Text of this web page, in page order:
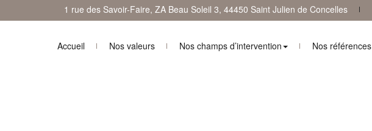
1 rue des Savoir-Faire, ZA Beau Soleil 3, 44450 Saint Julien de Concelles
Accueil Nos valeurs Nos champs d’intervention Nos références